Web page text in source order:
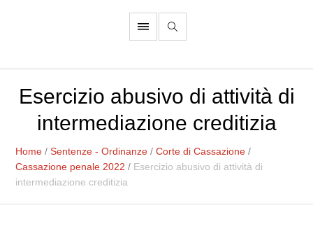
Esercizio abusivo di attività di
intermediazione creditizia
Home /Sentenze - Ordinanze /Corte di Cassazione /
Cassazione penale 2022 / Esercizio abusivo di attività di
intermediazione creditizia